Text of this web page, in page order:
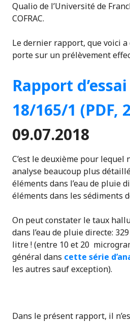
Qualio de l’Université de
COFRAC.
Le dernier rapport, que voici
porte sur un prélèvement
Rapport
18/165/1 (PDF,
09.07.2018
C’est le deuxième pour
analyse beaucoup plus
éléments dans l’eau de pluie
éléments dans les sédiments
On peut constater le taux
dans l’eau de pluie directe:
litre ! (entre 10 et 20
général dans cette série
les autres sauf exception).
Dans le présent rapport, il